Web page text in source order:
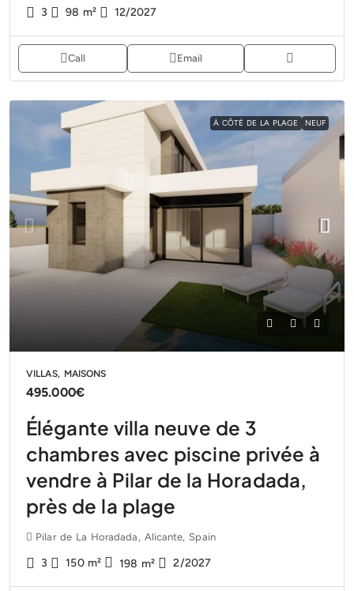
3 98 m² 12/2027
Call Email
À CÔTÉ DE LA PLAGE NEUF
VILLAS, MAISONS
495.000€
Élégante villa neuve de 3
chambres avec piscine privée à
vendre à Pilar de la Horadada,
près de la plage
Pilar de La Horadada, Alicante, Spain
3 150 m² 198 m² 2/2027